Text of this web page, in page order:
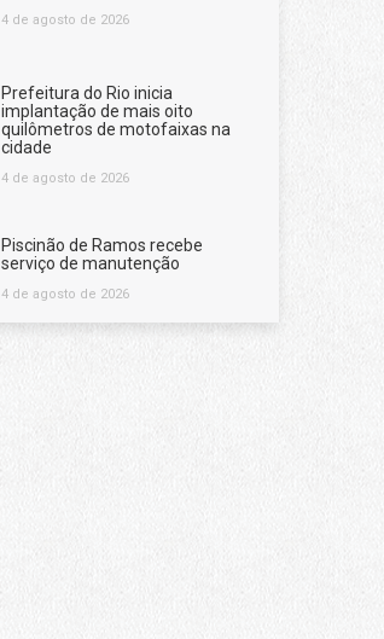
4 de agosto de 2026
Prefeitura do Rio inicia
implantação de mais oito
quilômetros de motofaixas na
cidade
4 de agosto de 2026
Piscinão de Ramos recebe
serviço de manutenção
4 de agosto de 2026